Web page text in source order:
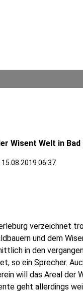
Wisent Welt in
06:37
verzeichnet
und dem
in den
so ein Sprecher.
will das Areal
geht allerdings